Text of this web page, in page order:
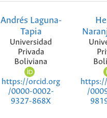
Andrés Laguna-
Tapia
Universidad
Privada
Boliviana
https://orcid.org
/0000-0002-
9327-868X
/